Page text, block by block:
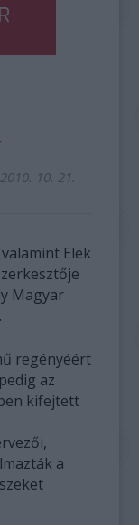
2010. 10. 21.
Elek
Magyar
regényéért
az
kifejtett
a